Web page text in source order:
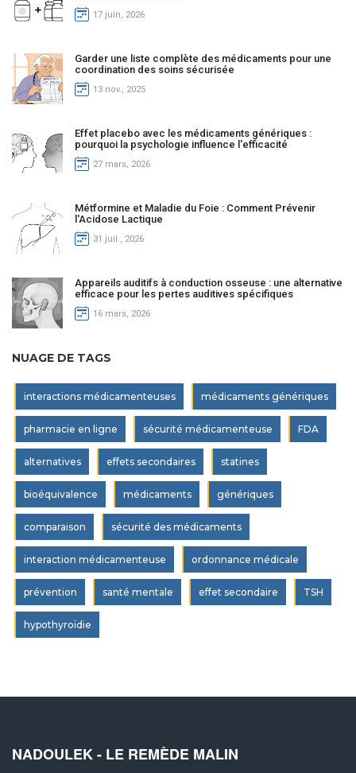
17 juin, 2026
Garder une liste complète des médicaments pour une
coordination des soins sécurisée
13 nov., 2025
Effet placebo avec les médicaments génériques :
pourquoi la psychologie influence l'efficacité
27 mars, 2026
Métformine et Maladie du Foie : Comment Prévenir
l'Acidose Lactique
31 juil., 2026
Appareils auditifs à conduction osseuse : une alternative
efficace pour les pertes auditives spécifiques
16 mars, 2026
NUAGE DE TAGS
interactions médicamenteuses médicaments génériques
pharmacie en ligne sécurité médicamenteuse FDA
alternatives effets secondaires statines
bioéquivalence médicaments génériques
comparaison sécurité des médicaments
interaction médicamenteuse ordonnance médicale
prévention santé mentale effet secondaire TSH
hypothyroïdie
NADOULEK - LE REMÈDE MALIN